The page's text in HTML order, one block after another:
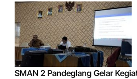
SMAN 2 Pandeglang Gelar